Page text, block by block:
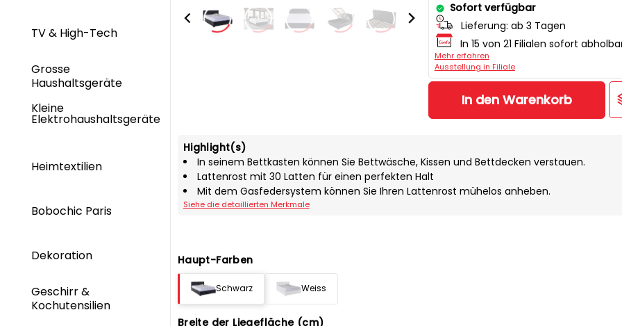
TV & High-Tech
Grosse
Haushaltsgeräte
Kleine
Elektrohaushaltsgeräte
Heimtextilien
Bobochic Paris
Dekoration
Geschirr &
Kochutensilien
Sofort verfügbar
Lieferung: ab 3 Tagen
In 15 von 21 Filialen sofort
Mehr erfahren
Ausstellung in Filiale
In den Warenkorb
Highlight(s)
In seinem Bettkasten können Sie Bettwäsche, Kissen und Bettdecken verstauen.
Lattenrost mit 30 Latten für einen perfekten Halt
Mit dem Gasfedersystem können Sie Ihren Lattenrost mühelos anheben.
Siehe die detaillierten Merkmale
Haupt-Farben
Schwarz Weiss
Breite der Liegefläche (cm)